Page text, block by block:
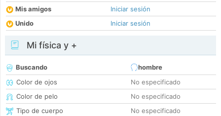
Mis amigos
Iniciar sesión
Unido
Iniciar sesión
Mi física y +
Buscando
hombre
Color de ojos
No especificado
Color de pelo
No especificado
Tipo de cuerpo
No especificado